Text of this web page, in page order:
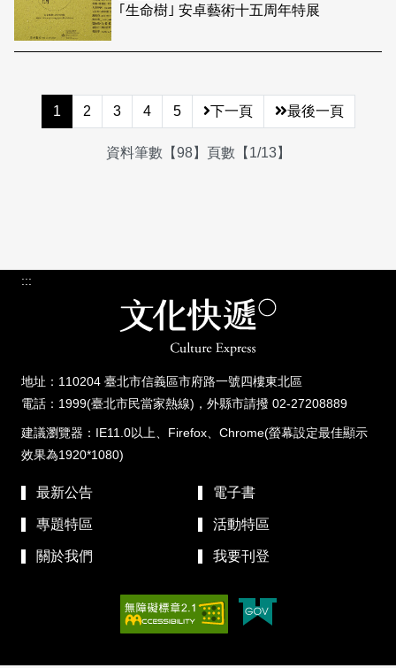
｢生命樹｣ 安卓藝術十五周年特展
1 2 3 4 5 下一頁 最後一頁
資料筆數【98】頁數【1/13】
:::
地址：110204 臺北市信義區市府路一號四樓東北區
電話：1999(臺北市民當家熱線)，外縣市請撥 02-27208889
建議瀏覽器：IE11.0以上、Firefox、Chrome(螢幕設定最佳顯示
效果為1920*1080)
最新公告 電子書
專題特區 活動特區
關於我們 我要刊登